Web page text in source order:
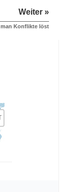
Weiter »
man Konflikte löst